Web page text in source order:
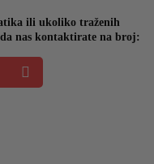
ili ukoliko traženih
nas kontaktirate na broj: